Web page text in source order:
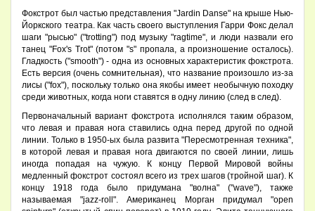
Фокстрот был частью представления "Jardin Danse" на крыше Нью-
Йоркского театра. Как часть своего выступления Гарри Фокс делал
шаги "рысью" ("trotting") под музыку "ragtime", и люди назвали его
танец "Fox's Trot" (потом "s" пропала, а произношение осталось).
Гладкость ("smooth") - одна из основных характеристик фокстрота.
Есть версия (очень сомнительная), что название произошло из-за
лисы ("fox"), поскольку только она якобы имеет необычную походку
среди животных, когда ноги ставятся в одну линию (след в след).
Первоначальный вариант фокстрота исполнялся таким образом,
что левая и правая нога ставились одна перед другой по одной
линии. Только в 1950-ых была развита "Пересмотренная техника",
в которой левая и правая нога двигаются по своей линии, лишь
иногда попадая на чужую. К концу Первой Мировой войны
медленный фокстрот состоял всего из трех шагов (тройной шаг). К
концу 1918 года было придуманa "волна" ("wave"), также
называемая "jazz-roll". Американец Морган придумал "open